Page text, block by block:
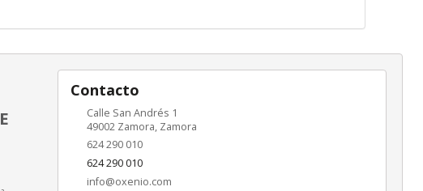
Contacto
Calle San Andrés 1
49002 Zamora, Zamora
624 290 010
624 290 010
info@oxenio.com